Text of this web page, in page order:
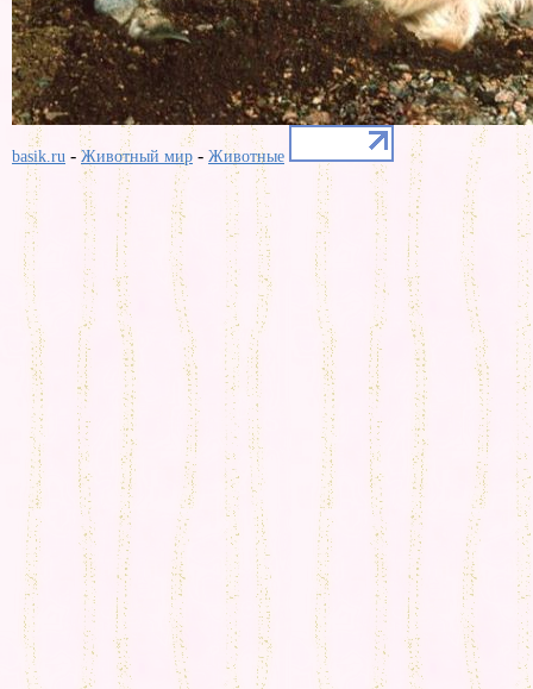
basik.ru - Животный мир - Животные